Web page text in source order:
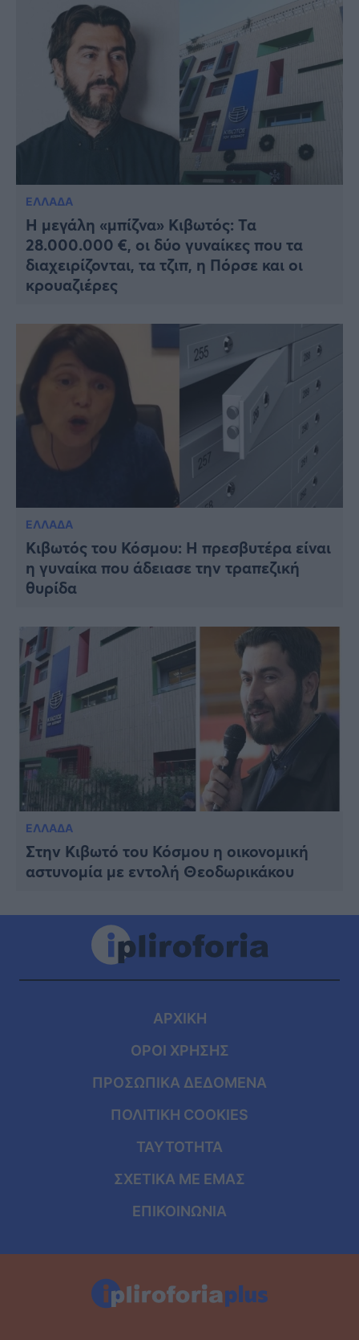
ΕΛΛΑΔΑ
Η μεγάλη «μπίζνα» Κιβωτός: Τα
28.000.000 €, οι δύο γυναίκες που τα
διαχειρίζονται, τα τζιπ, η Πόρσε και οι
κρουαζιέρες
ΕΛΛΑΔΑ
Κιβωτός του Κόσμου: Η πρεσβυτέρα είναι
η γυναίκα που άδειασε την τραπεζική
θυρίδα
ΕΛΛΑΔΑ
Στην Κιβωτό του Κόσμου η οικονομική
αστυνομία με εντολή Θεοδωρικάκου
ΑΡΧΙΚΗ
ΟΡΟΙ ΧΡΗΣΗΣ
ΠΡΟΣΩΠΙΚΑ ΔΕΔΟΜΕΝΑ
ΠΟΛΙΤΙΚΗ COOKIES
ΤΑΥΤΟΤΗΤΑ
ΣΧΕΤΙΚΑ ΜΕ ΕΜΑΣ
ΕΠΙΚΟΙΝΩΝΙΑ